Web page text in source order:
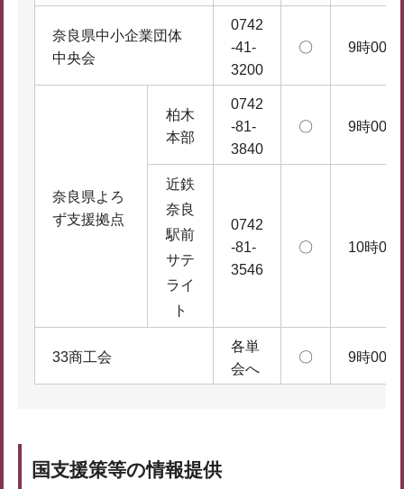
奈良県中小企業団体
中央会
0742
-41-
3200
〇 9時00
奈良県よろ
ず支援拠点
柏木
本部
0742
-81-
3840
〇 9時00
近鉄
奈良
駅前
サテ
ライ
ト
0742
-81-
3546
〇 10時00
33商工会
各単
会へ
〇 9時00
国支援策等の情報提供